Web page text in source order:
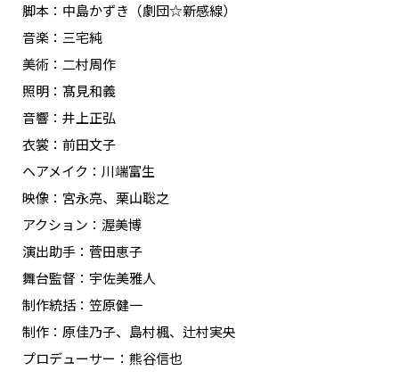
脚本：中島かずき（劇団☆新感線）
音楽：三宅純
美術：二村周作
照明：髙見和義
音響：井上正弘
衣裳：前田文子
ヘアメイク：川端富生
映像：宮永亮、栗山聡之
アクション：渥美博
演出助手：菅田恵子
舞台監督：宇佐美雅人
制作統括：笠原健一
制作：原佳乃子、島村楓、辻村実央
プロデューサー：熊谷信也